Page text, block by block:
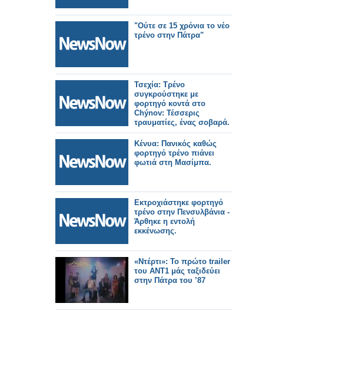
"Ούτε σε 15 χρόνια το νέο
τρένο στην Πάτρα"
Τσεχία: Τρένο
συγκρούστηκε με
φορτηγό κοντά στο
Chýnov: Τέσσερις
τραυματίες, ένας σοβαρά.
Κένυα: Πανικός καθώς
φορτηγό τρένο πιάνει
φωτιά στη Μασίμπα.
Εκτροχιάστηκε φορτηγό
τρένο στην Πενσυλβάνια -
Άρθηκε η εντολή
εκκένωσης.
«Ντέρτι»: Το πρώτο trailer
του ΑΝΤ1 μάς ταξιδεύει
στην Πάτρα του ’87